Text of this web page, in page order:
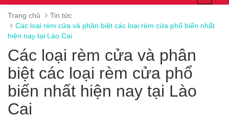
Trang chủ
Tin tức
Các loại rèm cửa và phân biệt các loại rèm cửa phổ biến nhất
hiện nay tại Lào Cai
Các loại rèm cửa và phân
biệt các loại rèm cửa phổ
biến nhất hiện nay tại Lào
Cai